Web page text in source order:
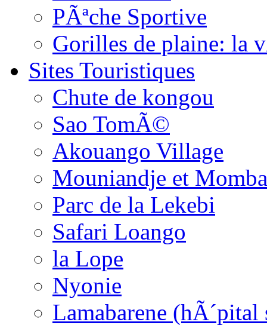
PÃªche Sportive
Gorilles de plaine:
Sites Touristiques
Chute de kongou
Sao TomÃ©
Akouango Village
Mouniandje et
Parc de la Lekebi
Safari Loango
la Lope
Nyonie
Lamabarene (hÃ´pital